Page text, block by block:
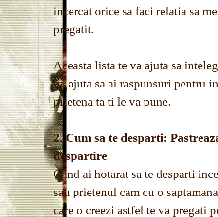
incercat orice sa faci relatia sa
pregatit.
Aceasta lista te va ajuta sa
va ajuta sa ai raspunsuri pentru
prietena ta ti le va pune.
2. Cum sa te desparti:
despartire
Cand ai hotarat sa te desparti
sau prietenul cam cu o
care o creezi astfel te va pregati